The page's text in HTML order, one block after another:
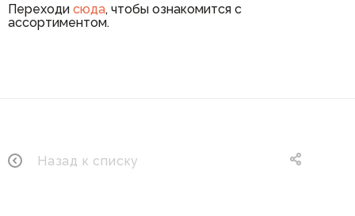
Переходи сюда, чтобы ознакомится с
ассортиментом.
Назад к списку